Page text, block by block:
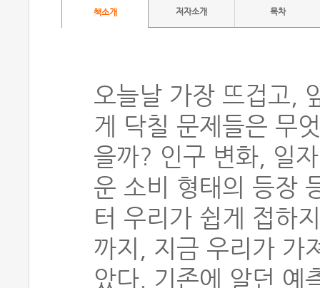
책소개 저자소개 목차
오늘날 가장 뜨겁고,
게 닥칠 문제들은 무
을까? 인구 변화, 일
운 소비 형태의 등장
터 우리가 쉽게 접하
까지, 지금 우리가 가
았다. 기존에 알던 예